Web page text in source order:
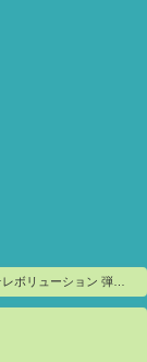
ボリューション 弾い